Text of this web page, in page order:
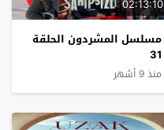
02:13:10
مسلسل المشردون الحلقة
31
منذ 9 أشهر